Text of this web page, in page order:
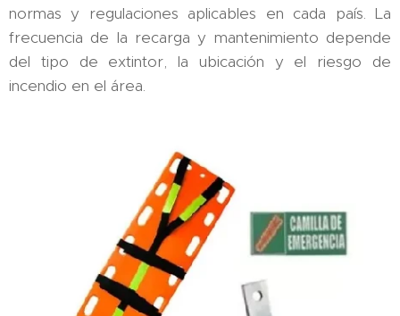
normas y regulaciones aplicables en cada país. La
frecuencia de la recarga y mantenimiento depende
del tipo de extintor, la ubicación y el riesgo de
incendio en el área.